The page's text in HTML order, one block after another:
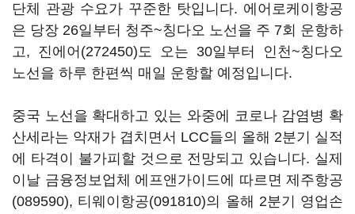
단체 관광 수요가 꾸준한 탓입니다. 에어로케이항공
은 당장 26일부터 청주~칭다오 노선을 주 7회 운항하
고, 진에어(272450)도 오는 30일부터 인천~칭다오
노선을 하루 한편씩 매일 운항할 예정입니다.
중국 노선을 확대하고 있는 와중에 코로나 감염병 확
산세라는 악재가 겹치면서 LCC들의 올해 2분기 실적
에 타격이 불가피할 것으로 전망되고 있습니다. 실제
이날 금융정보업체 에프앤가이드에 따르면 제주항공
(089590), 티웨이항공(091810)의 올해 2분기 영업손